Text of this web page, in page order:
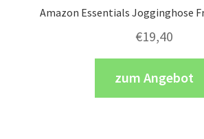
Amazon Essentials Jogginghose
€19,40
zum Angebot